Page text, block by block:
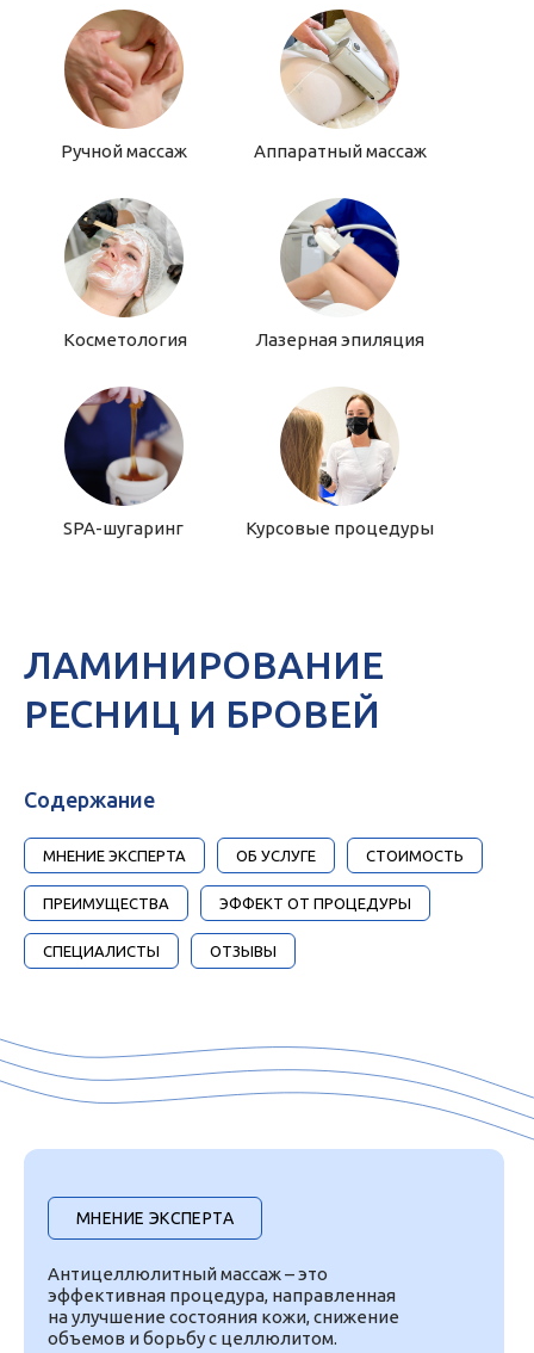
Ручной массаж Аппаратный массаж
Косметология Лазерная эпиляция
SPA-шугаринг Курсовые процедуры
ЛАМИНИРОВАНИЕ
РЕСНИЦ И БРОВЕЙ
Содержание
МНЕНИЕ ЭКСПЕРТА ОБ УСЛУГЕ СТОИМОСТЬ
ПРЕИМУЩЕСТВА ЭФФЕКТ ОТ ПРОЦЕДУРЫ
СПЕЦИАЛИСТЫ ОТЗЫВЫ
Антицеллюлитный массаж – это
эффективная процедура, направленная
на улучшение состояния кожи, снижение
объемов и борьбу с целлюлитом.
МНЕНИЕ ЭКСПЕРТА